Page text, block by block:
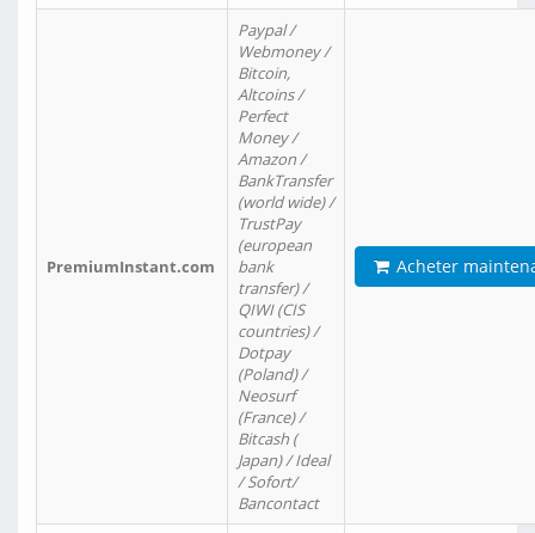
PremiumInstant.com
Paypal /
Webmoney /
Bitcoin,
Altcoins /
Perfect
Money /
Amazon /
BankTransfer
(world wide) /
TrustPay
(european
bank
transfer) /
QIWI (CIS
countries) /
Dotpay
(Poland) /
Neosurf
(France) /
Bitcash (
Japan) / Ideal
/ Sofort/
Bancontact
Acheter